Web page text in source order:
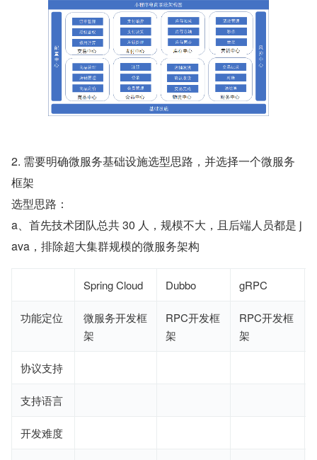
2. 需要明确微服务基础设施选型思路，并选择一个微服务
框架
选型思路：
a、首先技术团队总共 30 人，规模不大，且后端人员都是 j
ava，排除超大集群规模的微服务架构
Spring Cloud Dubbo gRPC
功能定位
微服务开发框
架
RPC开发框
架
RPC开发框
架
协议支持
支持语言
开发难度